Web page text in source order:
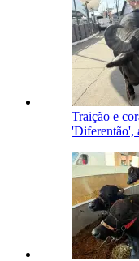
Traição e
'Diferentão',